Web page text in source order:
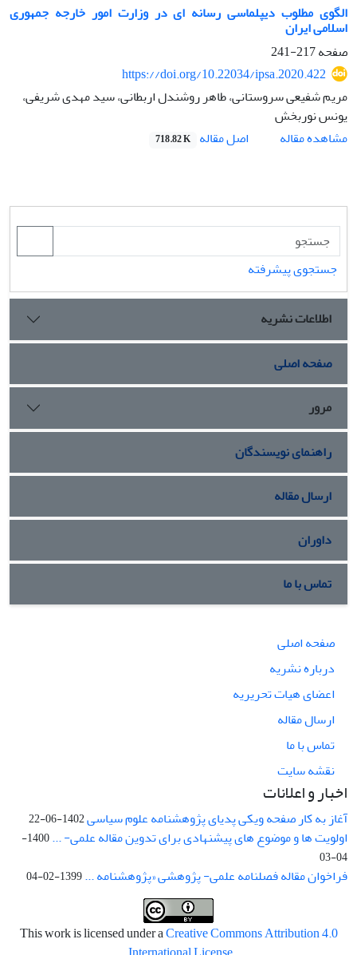
الگوی مطلوب دیپلماسی رسانه ای در وزارت امور خارجه جمهوری
اسلامی ایران
صفحه217-241
https://doi.org/10.22034/ipsa.2020.422
مریم شفیعی سروستانی، طاهر روشندل اربطانی، سید مهدی شریفی،
یونس نوربخش
مشاهده مقاله
اصل مقاله 718.82 K
جستجوی پیشرفته
اطلاعات نشریه
صفحه اصلی
مرور
راهنمای نویسندگان
ارسال مقاله
داوران
تماس با ما
صفحه اصلی
درباره نشریه
اعضای هیات تحریریه
ارسال مقاله
تماس با ما
نقشه سایت
اخبار و اعلانات
آغاز به کار صفحه ویکی پدیای پژوهشنامه علوم سیاسی1402-06-22
اولویت ها و موضوع های پیشنهادی برای تدوین مقاله علمی- ...
1400-
04-03
فراخوان مقاله فصلنامه علمی- پژوهشی «پژوهشنامه ...1399-02-04
This work is licensed under aCreative Commons Attribution 4.0